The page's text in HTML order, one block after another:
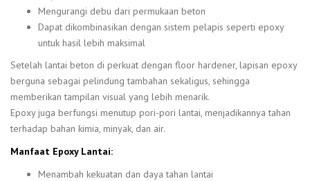
Mengurangi debu dari permukaan beton
Dapat dikombinasikan dengan sistem pelapis seperti epoxy
untuk hasil lebih maksimal
Setelah lantai beton di perkuat dengan floor hardener, lapisan epoxy
berguna sebagai pelindung tambahan sekaligus, sehingga
memberikan tampilan visual yang lebih menarik.
Epoxy juga berfungsi menutup pori-pori lantai, menjadikannya tahan
terhadap bahan kimia, minyak, dan air.
Manfaat Epoxy Lantai:
Menambah kekuatan dan daya tahan lantai